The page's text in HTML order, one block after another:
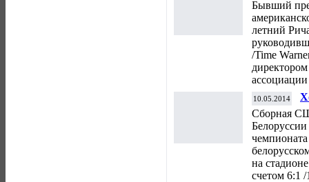
Бывший
летний
/Time
10.05.2014
Сборная
Белоруссии
на
счетом 6:1